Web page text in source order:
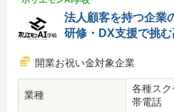
法人顧客を持つ企業
研修・DX支援で挑
開業お祝い金対象企業
業種
各種ス
帯電話